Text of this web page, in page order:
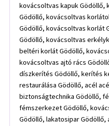
kovácsoltvas kapuk
Gödöllő, kovácsoltvas
Gödöllő, kovácsoltvas korlát
Gödöllő, kovácsoltvas
beltéri korlát Gödöllő,
kovácsoltvas ajtó rács
díszkerítés Gödöllő, kerítés
restaurálása Gödöllő, acél
biztonságtechnika Gödöllő,
fémszerkezet Gödöllő,
Gödöllő, lakatosipar Gödöllő,